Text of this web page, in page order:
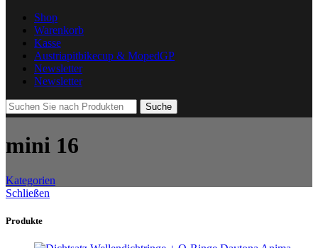
Shop
Warenkorb
Kasse
Austriapitbikecup & MopedGP
Newsletter
Newsletter
Suche
mini 16
Kategorien
Schließen
Produkte